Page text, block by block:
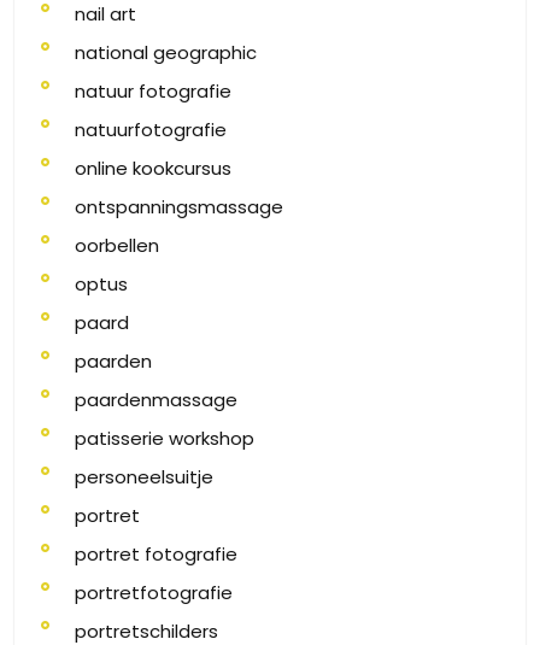
nail art
national geographic
natuur fotografie
natuurfotografie
online kookcursus
ontspanningsmassage
oorbellen
optus
paard
paarden
paardenmassage
patisserie workshop
personeelsuitje
portret
portret fotografie
portretfotografie
portretschilders